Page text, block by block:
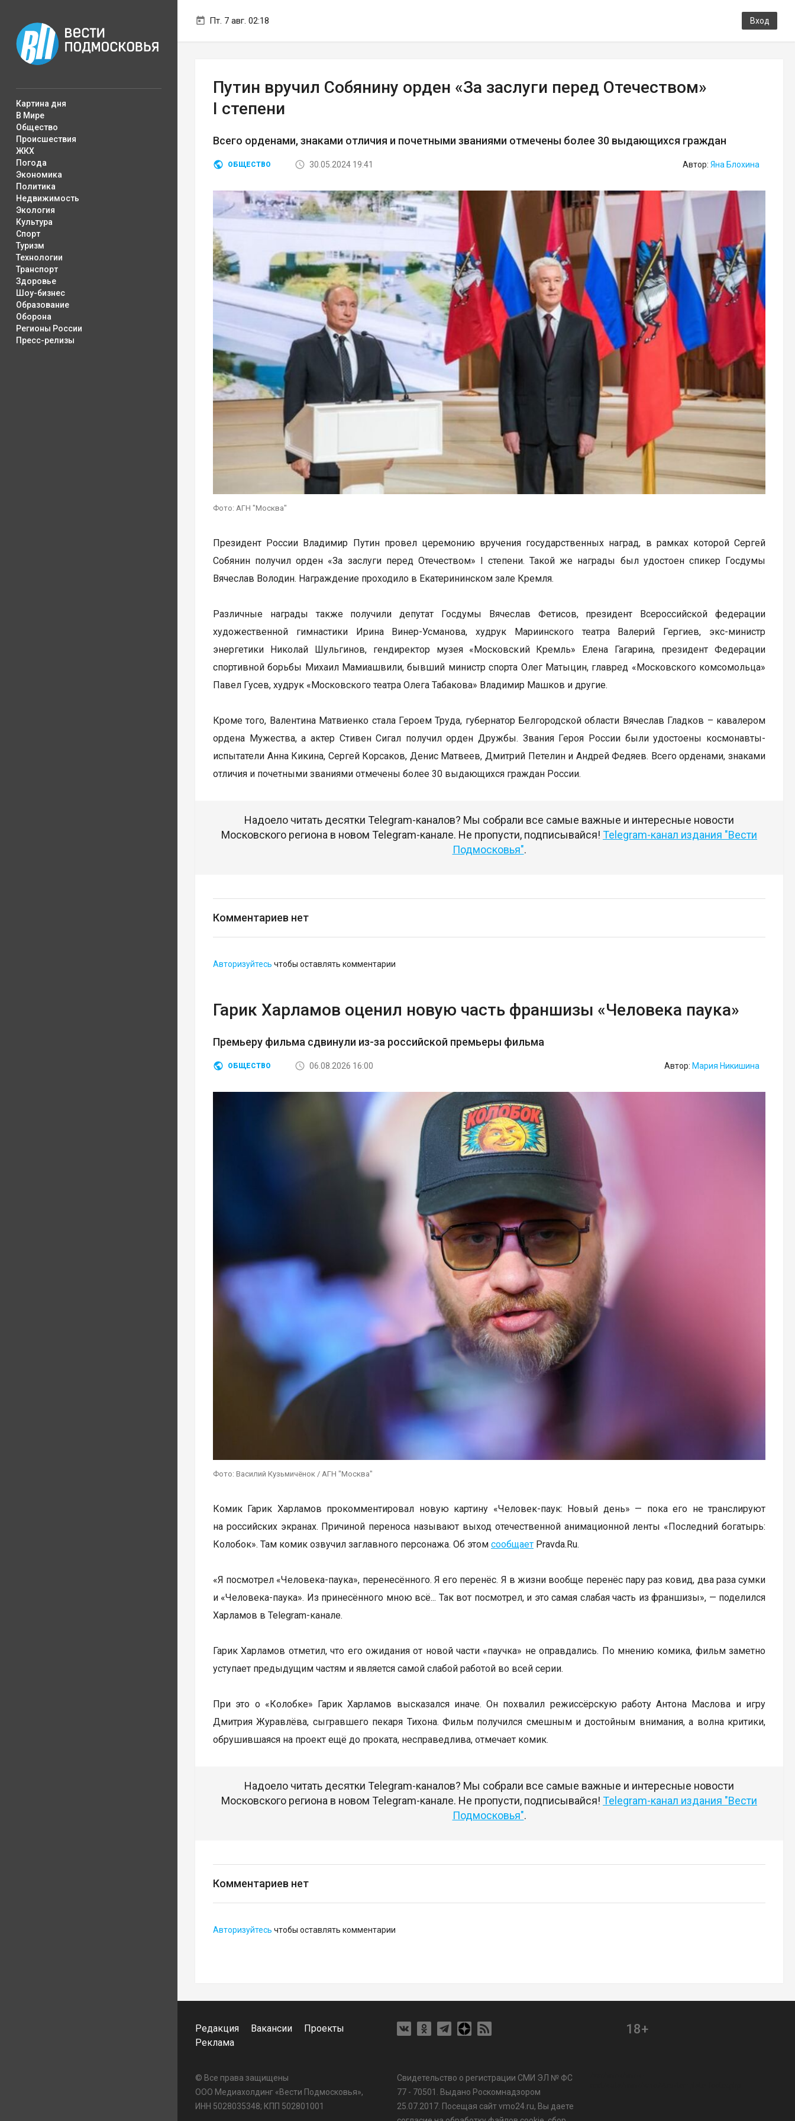
Пт. 7 авг. 02:18 Вход
Картина дня
В Мире
Общество
Происшествия
ЖКХ
Погода
Экономика
Политика
Недвижимость
Экология
Культура
Спорт
Туризм
Технологии
Транспорт
Здоровье
Шоу-бизнес
Образование
Оборона
Регионы России
Пресс-релизы
Путин вручил Собянину орден «За заслуги перед Отечеством»
I степени
Всего орденами, знаками отличия и почетными званиями отмечены более 30 выдающихся граждан
ОБЩЕСТВО 30.05.2024 19:41 Автор: Яна Блохина
Фото: АГН "Москва"
Президент России Владимир Путин провел церемонию вручения государственных наград, в рамках которой Сергей
Собянин получил орден «За заслуги перед Отечеством» I степени. Такой же награды был удостоен спикер Госдумы
Вячеслав Володин. Награждение проходило в Екатерининском зале Кремля.
Различные награды также получили депутат Госдумы Вячеслав Фетисов, президент Всероссийской федерации
художественной гимнастики Ирина Винер-Усманова, худрук Мариинского театра Валерий Гергиев, экс-министр
энергетики Николай Шульгинов, гендиректор музея «Московский Кремль» Елена Гагарина, президент Федерации
спортивной борьбы Михаил Мамиашвили, бывший министр спорта Олег Матыцин, главред «Московского комсомольца»
Павел Гусев, худрук «Московского театра Олега Табакова» Владимир Машков и другие.
Кроме того, Валентина Матвиенко стала Героем Труда, губернатор Белгородской области Вячеслав Гладков – кавалером
ордена Мужества, а актер Стивен Сигал получил орден Дружбы. Звания Героя России были удостоены космонавты-
испытатели Анна Кикина, Сергей Корсаков, Денис Матвеев, Дмитрий Петелин и Андрей Федяев. Всего орденами, знаками
отличия и почетными званиями отмечены более 30 выдающихся граждан России.
Надоело читать десятки Telegram-каналов? Мы собрали все самые важные и интересные новости
Московского региона в новом Telegram-канале. Не пропусти, подписывайся! Telegram-канал издания "Вести
Подмосковья".
Комментариев нет
Авторизуйтесь чтобы оставлять комментарии
Гарик Харламов оценил новую часть франшизы «Человека паука»
Премьеру фильма сдвинули из-за российской премьеры фильма
ОБЩЕСТВО 06.08.2026 16:00 Автор: Мария Никишина
Фото: Василий Кузьмичёнок / АГН "Москва"
Комик Гарик Харламов прокомментировал новую картину «Человек-паук: Новый день» — пока его не транслируют
на российских экранах. Причиной переноса называют выход отечественной анимационной ленты «Последний богатырь:
Колобок». Там комик озвучил заглавного персонажа. Об этом сообщает Pravda.Ru.
«Я посмотрел «Человека-паука», перенесённого. Я его перенёс. Я в жизни вообще перенёс пару раз ковид, два раза сумки
и «Человека-паука». Из принесённого мною всё... Так вот посмотрел, и это самая слабая часть из франшизы», — поделился
Харламов в Telegram-канале.
Гарик Харламов отметил, что его ожидания от новой части «паучка» не оправдались. По мнению комика, фильм заметно
уступает предыдущим частям и является самой слабой работой во всей серии.
При это о «Колобке» Гарик Харламов высказался иначе. Он похвалил режиссёрскую работу Антона Маслова и игру
Дмитрия Журавлёва, сыгравшего пекаря Тихона. Фильм получился смешным и достойным внимания, а волна критики,
обрушившаяся на проект ещё до проката, несправедлива, отмечает комик.
Надоело читать десятки Telegram-каналов? Мы собрали все самые важные и интересные новости
Московского региона в новом Telegram-канале. Не пропусти, подписывайся! Telegram-канал издания "Вести
Подмосковья".
Комментариев нет
Авторизуйтесь чтобы оставлять комментарии
Редакция Вакансии
Проекты
Реклама
18+
© Все права защищены
ООО Медиахолдинг «Вести Подмосковья»,
ИНН 5028035348; КПП 502801001
Свидетельство о регистрации СМИ ЭЛ № ФС
77 - 70501. Выдано Роскомнадзором
25.07.2017. Посещая сайт vmo24.ru, Вы даете